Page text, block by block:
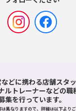
どに携わる店舗スタ
ルトレーナーなどの職
集を行っています。
異なりますので、詳細は以下よりご